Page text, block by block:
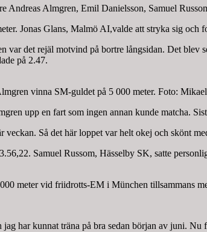
Andreas Almgren, Emil Danielsson, Samuel
Jonas Glans, Malmö AI,valde att stryka sig
var det rejäl motvind på bortre långsidan. Det
på 2.47.
vinna SM-guldet på 5 000 meter. Foto:
upp en fart som ingen annan kunde matcha.
Så det här loppet var helt okej och skönt
Samuel Russom, Hässelby SK, satte
meter vid friidrotts-EM i München tillsammans
har kunnat träna på bra sedan början av juni.